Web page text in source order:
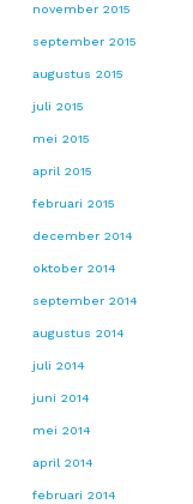
november 2015
september 2015
augustus 2015
juli 2015
mei 2015
april 2015
februari 2015
december 2014
oktober 2014
september 2014
augustus 2014
juli 2014
juni 2014
mei 2014
april 2014
februari 2014